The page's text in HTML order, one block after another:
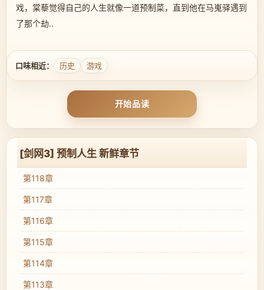
戏，棠藜觉得自己的人生就像一道预制菜，直到他在马嵬驿遇到
了那个劫..
口味相近： 历史 游戏
开始品读
[剑网3] 预制人生 新鲜章节
第118章
第117章
第116章
第115章
第114章
第113章